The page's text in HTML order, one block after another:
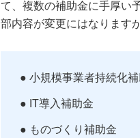
て、複数の補助金に手厚い
部内容が変更にはなります
● 小規模事業者持続化
● IT導入補助金
● ものづくり補助金